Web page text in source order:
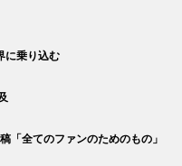
に乗り込む
「全てのファンのためのもの」